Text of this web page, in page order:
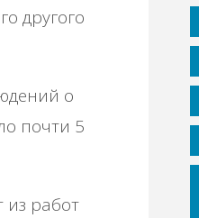
другого
о
почти 5
работ